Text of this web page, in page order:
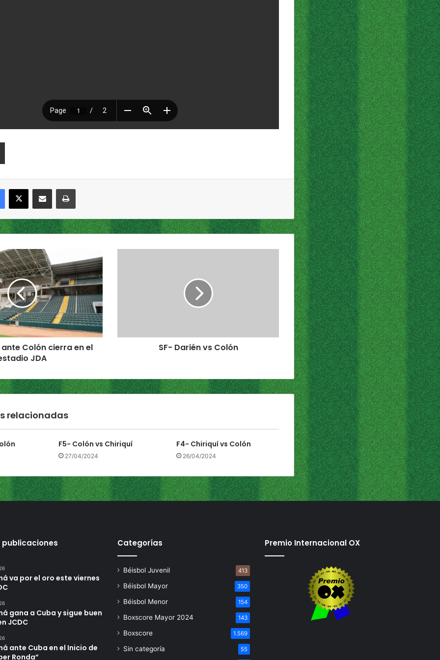
ante Colón cierra en el
JDA
n
o
l
SF- Darién vs Colón
relacionadas
F5- Colón vs Chiriquí
27/04/2024
F4- Chiriquí vs Colón
26/04/2024
publicaciones
va por el oro este viernes
gana a Cuba y sigue buen
JCDC
ante Cuba en el Inicio de
Ronda”
Categorías
Béisbol Juvenil 413
Béisbol Mayor 350
Béisbol Menor 154
Boxscore Mayor 2024 143
Boxscore 1.569
Sin categoría 55
Premio Internacional OX